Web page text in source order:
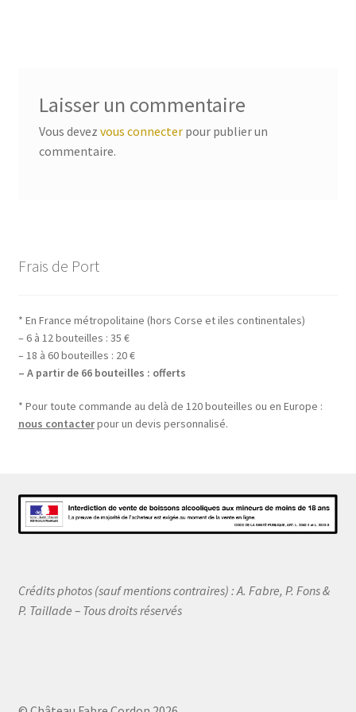
de
Laisser un commentaire
Vous devez vous connecterpour publier un
commentaire.
Frais de Port
* En France métropolitaine (hors Corse et iles continentales)
– 6 à 12 bouteilles : 35 €
– 18 à 60 bouteilles : 20 €
– A partir de 66 bouteilles : offerts
* Pour toute commande au delà de 120 bouteilles ou en Europe :
nous contacterpour un devis personnalisé.
Crédits photos (sauf mentions contraires) : A. Fabre, P. Fons &
P. Taillade – Tous droits réservés